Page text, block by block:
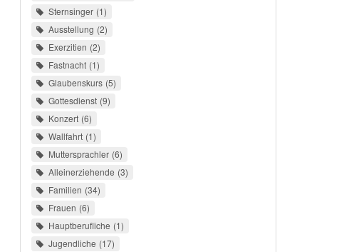
Sternsinger 1
Ausstellung 2
Exerzitien 2
Fastnacht 1
Glaubenskurs 5
Gottesdienst 9
Konzert 6
Wallfahrt 1
Muttersprachler 6
Alleinerziehende 3
Familien 34
Frauen 6
Hauptberufliche 1
Jugendliche 17